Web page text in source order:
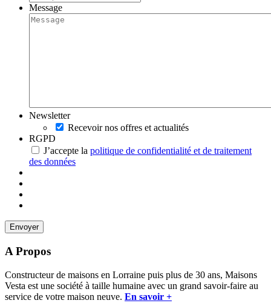
Message
Newsletter
Recevoir nos offres et actualités
RGPD
J’accepte la politique de confidentialité et de traitement
des données
A Propos
Constructeur de maisons en Lorraine puis plus de 30 ans, Maisons
Vesta est une société à taille humaine avec un grand savoir-faire au
service de votre maison neuve. En savoir +